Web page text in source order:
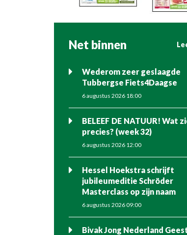
Net binnen
Wederom zeer geslaagde
Tubbergse Fiets4Daagse
6 augustus 2026 18:00
BELEEF DE NATUUR! Wat
precies? (week 32)
6 augustus 2026 12:00
Hessel Hoekstra schrijft
jubileumeditie Schröder
Masterclass op zijn naam
6 augustus 2026 09:00
Bivak Jong Nederland